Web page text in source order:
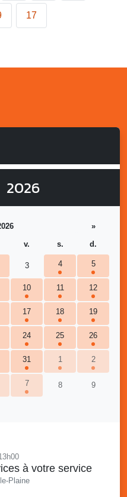
17
2026
»
v. s. d.
3 4 5
10 11 12
17 18 19
24 25 26
31 1 2
7 8 9
à votre service
Plaine